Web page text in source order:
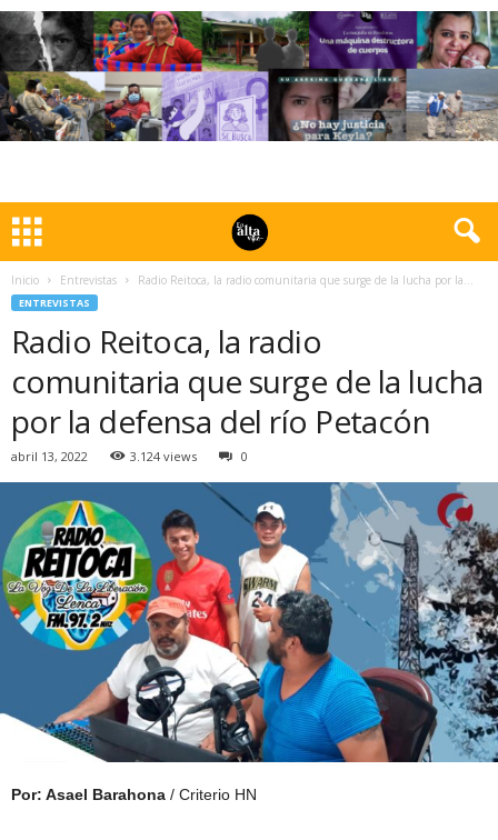
Inicio Entrevistas Radio Reitoca, la radio comunitaria que surge de la lucha por la...
ENTREVISTAS
Radio Reitoca, la radio
comunitaria que surge de la lucha
por la defensa del río Petacón
abril 13, 2022 3.124 views 0
Por: Asael Barahona / Criterio HN